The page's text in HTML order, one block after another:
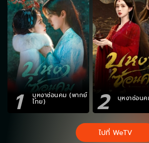
1 บุหงาซ่อนคม (พากย์
ไทย) 2 บุหงาซ่อน
ไปที่ WeTV